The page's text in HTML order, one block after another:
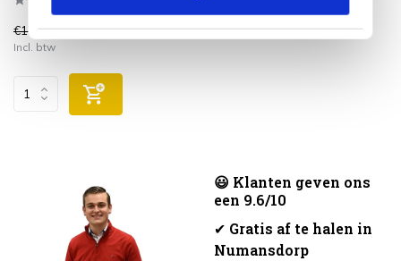
€179,00 €139,00
Incl. btw
😃 Klanten geven ons
een 9.6/10
✔ Gratis af te halen in
Numansdorp